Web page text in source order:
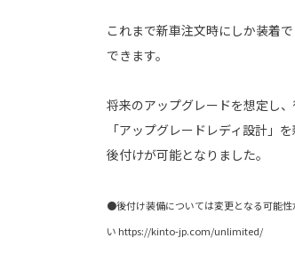
これまで新車注文時にしか装着
できます。
将来のアップグレードを想定し
「アップグレードレディ設計」
後付けが可能となりました。
●後付け装備については変更となる可能
い https://kinto-jp.com/unlimited/